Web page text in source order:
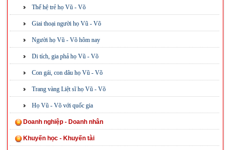
Thế hệ trẻ họ Vũ - Võ
Giai thoại người họ Vũ - Võ
Người họ Vũ - Võ hôm nay
Di tích, gia phả họ Vũ - Võ
Con gái, con dâu họ Vũ - Võ
Trang vàng Liệt sĩ họ Vũ - Võ
Họ Vũ - Võ với quốc gia
Doanh nghiệp - Doanh nhân
Khuyến học - Khuyến tài